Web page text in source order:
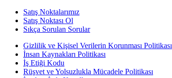
Satış Noktalarımız
Satış Noktası Ol
Sıkça Sorulan Sorular
Gizlilik ve Kişisel Verilerin Korunması Politikası
İnsan Kaynakları Politikası
İş Etiği Kodu
Rüşvet ve Yolsuzlukla Mücadele Politikası